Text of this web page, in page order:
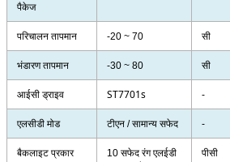
पैकेज
परिचालन तापमान -20 ~ 70 सी
भंडारण तापमान -30 ~ 80 सी
आईसी ड्राइव ST7701s -
एलसीडी मोड टीएन / सामान्य सफेद -
बैकलाइट प्रकार
10 सफेद रंग एलईडी
पीसी